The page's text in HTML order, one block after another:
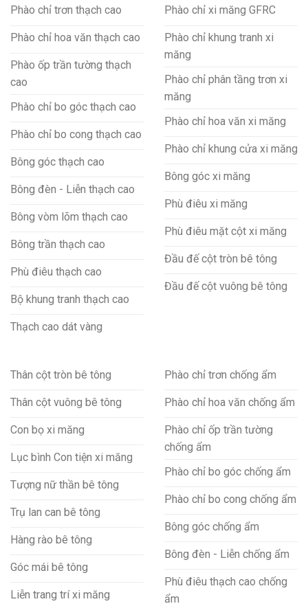
Phào chỉ trơn thạch cao
Phào chỉ hoa văn thạch cao
Phào ốp trần tường thạch
cao
Phào chỉ bo góc thạch cao
Phào chỉ bo cong thạch cao
Bông góc thạch cao
Bông đèn - Liễn thạch cao
Bông vòm lõm thạch cao
Bông trần thạch cao
Phù điêu thạch cao
Bộ khung tranh thạch cao
Thạch cao dát vàng
Phào chỉ xi măng GFRC
Phào chỉ khung tranh xi
măng
Phào chỉ phân tầng trơn xi
măng
Phào chỉ hoa văn xi măng
Phào chỉ khung cửa xi măng
Bông góc xi măng
Phù điêu xi măng
Phù điêu mặt cột xi măng
Đầu đế cột tròn bê tông
Đầu đế cột vuông bê tông
Thân cột tròn bê tông
Thân cột vuông bê tông
Con bọ xi măng
Lục bình Con tiện xi măng
Tượng nữ thần bê tông
Trụ lan can bê tông
Hàng rào bê tông
Góc mái bê tông
Liễn trang trí xi măng
Phào chỉ trơn chống ẩm
Phào chỉ hoa văn chống ẩm
Phào chỉ ốp trần tường
chống ẩm
Phào chỉ bo góc chống ẩm
Phào chỉ bo cong chống ẩm
Bông góc chống ẩm
Bông đèn - Liễn chống ẩm
Phù điêu thạch cao chống
ẩm